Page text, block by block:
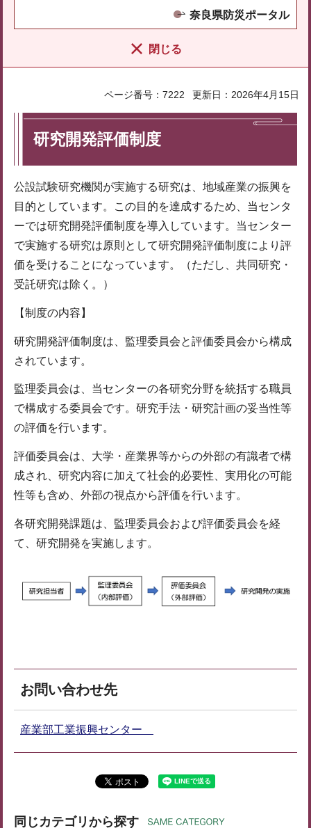
奈良県防災ポータル
閉じる
ページ番号：7222 更新日：2026年4月15日
研究開発評価制度
公設試験研究機関が実施する研究は、地域産業の振興を
目的としています。この目的を達成するため、当センタ
ーでは研究開発評価制度を導入しています。当センター
で実施する研究は原則として研究開発評価制度により評
価を受けることになっています。（ただし、共同研究・
受託研究は除く。）
【制度の内容】
研究開発評価制度は、監理委員会と評価委員会から構成
されています。
監理委員会は、当センターの各研究分野を統括する職員
で構成する委員会です。研究手法・研究計画の妥当性等
の評価を行います。
評価委員会は、大学・産業界等からの外部の有識者で構
成され、研究内容に加えて社会的必要性、実用化の可能
性等も含め、外部の視点から評価を行います。
各研究開発課題は、監理委員会および評価委員会を経
て、研究開発を実施します。
お問い合わせ先
産業部工業振興センター
同じカテゴリから探す